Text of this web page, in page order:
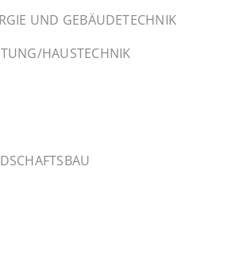
UND GEBÄUDETECHNIK
HAUSTECHNIK